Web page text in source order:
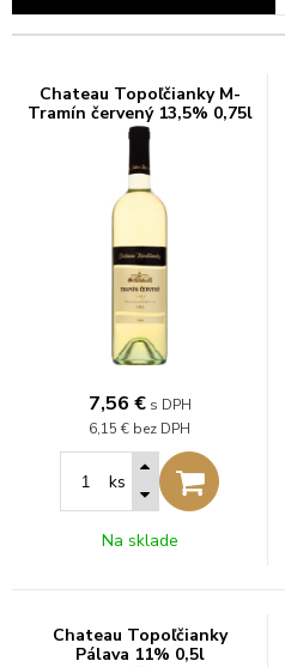
Chateau Topoľčianky M-
Tramín červený 13,5% 0,75l
7,56 € s DPH
6,15 € bez DPH
ks
Na sklade
Chateau Topoľčianky
Pálava 11% 0,5l